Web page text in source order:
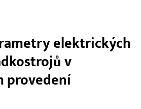
elektrických
v
provedení